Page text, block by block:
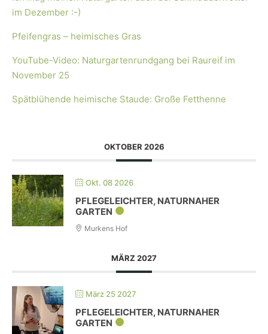
im Dezember :-)
Pfeifengras – heimisches Gras
YouTube-Video: Naturgartenrundgang bei Raureif im
November 25
Spätblühende heimische Staude: Große Fetthenne
OKTOBER 2026
Okt. 08 2026
PFLEGELEICHTER, NATURNAHER
GARTEN
Murkens Hof
MÄRZ 2027
März 25 2027
PFLEGELEICHTER, NATURNAHER
GARTEN